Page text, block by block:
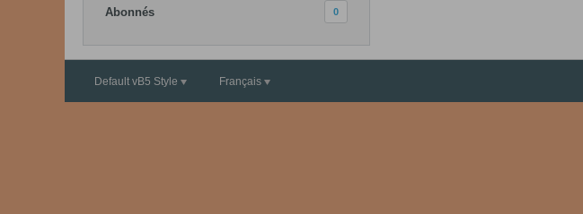
Abonnés 0
Default vB5 Style Français